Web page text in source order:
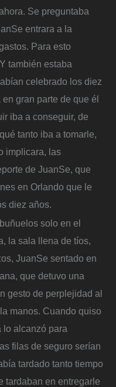
Se preguntaba
entrara a la
Para esto
también estaba
celebrado los diez
gran parte de que él
iba a conseguir, de
tanto iba a tomarle,
implicara, las
de JuanSe, que
en Orlando que le
diez años.
solo en el
la sala llena de tíos,
JuanSe sentado en
que detuvo una
gesto de perplejidad al
manos. Cuando quiso
lo alcanzó para
filas de seguro serían
tardado tanto tiempo
tardaban en entregarle